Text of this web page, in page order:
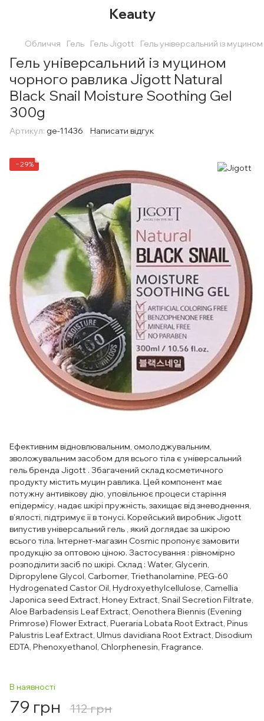
Keauty
Обличчя Гель Гель Jigott Гель універсальний із
Гель універсальний із муцином
чорного равлика Jigott Natural
Black Snail Moisture Soothing Gel
300g
Артикул: ge-11436 Написати відгук
−29%
Ефективним відновлювальним, омолоджувальним,
зволожувальним засобом для всього тіла є універсальний
гель бренда Jigott . Збагачений склад косметичного
продукту містить муцин равлика. Цей компонент має
потужну антивікову дію, уповільнює процеси старіння
епідермісу, надає шкірі пружність, захищає від зневоднення,
в'ялості, підтримує її в тонусі. Корейський виробник Jigott
випустив універсальний гель , який доглядає за шкірою
всього тіла. Інтернет-магазин Cosmic пропонує замовити
продукцію за оптовою ціною. Застосування : рівномірно
розподілити засіб по шкірі. Склад : Water, Glycerin,
Dipropylene Glycol, Carbomer, Triethanolamine, PEG-60
Hydrogenated Castor Oil, Hydroxyethylcellulose, Camellia
Japonica seed Extract, Honey Extract, Snail Secretion Filtrate,
Aloe Barbadensis Leaf Extract, Oenothera Biennis (Evening
Primrose) Flower Extract, Pueraria Lobata Root Extract, Pinus
Palustris Leaf Extract, Ulmus davidiana Root Extract, Disodium
EDTA, Phenoxyethanol, Chlorphenesin, Fragrance.
В наявності
79 грн 112 грн